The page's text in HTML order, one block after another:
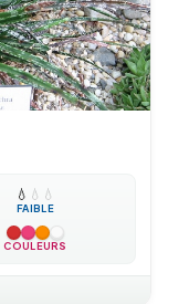
💧 💧 💧
FAIBLE
COULEURS